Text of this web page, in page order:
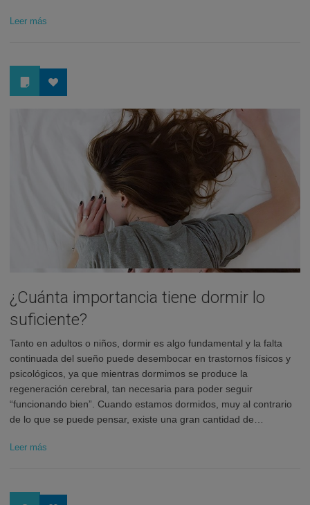
Leer más
¿Cuánta importancia tiene dormir lo
suficiente?
Tanto en adultos o niños, dormir es algo fundamental y la falta
continuada del sueño puede desembocar en trastornos físicos y
psicológicos, ya que mientras dormimos se produce la
regeneración cerebral, tan necesaria para poder seguir
“funcionando bien”. Cuando estamos dormidos, muy al contrario
de lo que se puede pensar, existe una gran cantidad de…
Leer más